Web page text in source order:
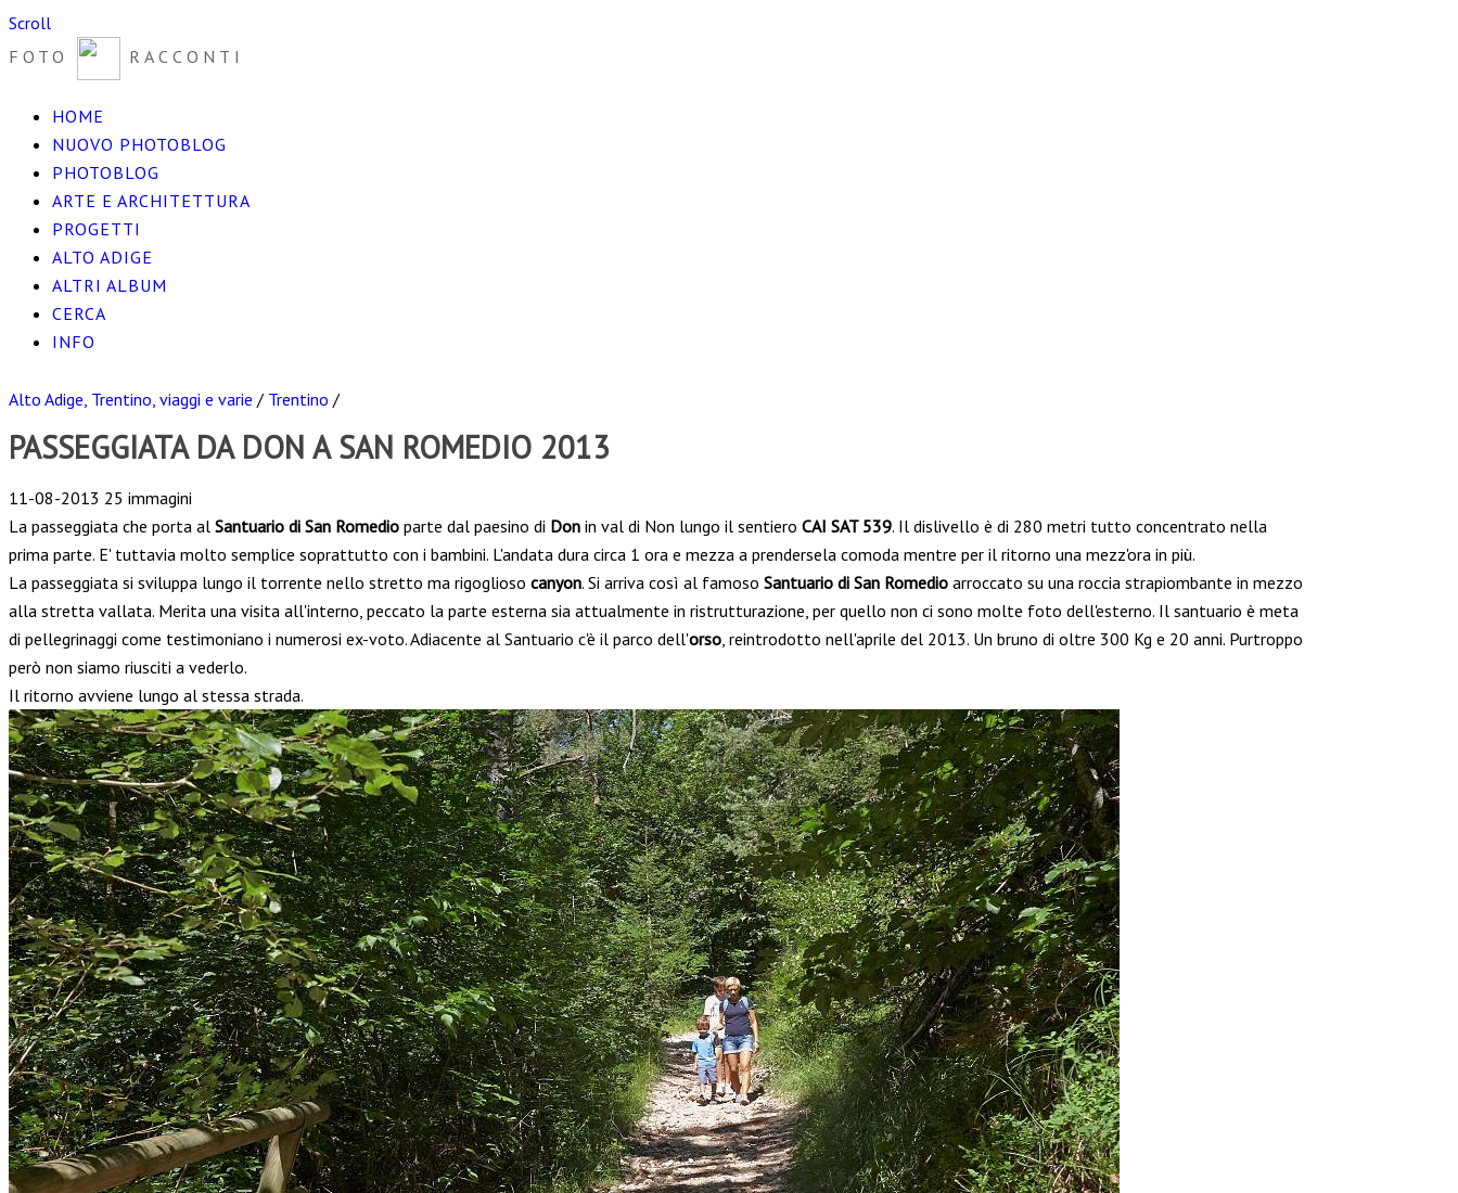
Scroll
FOTO
RACCONTI
HOME
NUOVO PHOTOBLOG
PHOTOBLOG
ARTE E ARCHITETTURA
PROGETTI
ALTO ADIGE
ALTRI ALBUM
CERCA
INFO
Alto Adige, Trentino, viaggi e varie / Trentino /
PASSEGGIATA DA DON A SAN ROMEDIO 2013
11-08-2013 25 immagini
La passeggiata che porta al Santuario di San Romedio parte dal paesino di Don in val di Non lungo il sentiero CAI SAT 539. Il dislivello è di 280 metri tutto concentrato nella
prima parte. E' tuttavia molto semplice soprattutto con i bambini. L'andata dura circa 1 ora e mezza a prendersela comoda mentre per il ritorno una mezz'ora in più.
La passeggiata si sviluppa lungo il torrente nello stretto ma rigoglioso canyon. Si arriva così al famoso Santuario di San Romedio arroccato su una roccia strapiombante in mezzo
alla stretta vallata. Merita una visita all'interno, peccato la parte esterna sia attualmente in ristrutturazione, per quello non ci sono molte foto dell'esterno. Il santuario è meta
di pellegrinaggi come testimoniano i numerosi ex-voto. Adiacente al Santuario c'è il parco dell'orso , reintrodotto nell'aprile del 2013. Un bruno di oltre 300 Kg e 20 anni. Purtroppo
però non siamo riusciti a vederlo.
Il ritorno avviene lungo al stessa strada.